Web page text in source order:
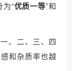
为“优质一等”和
、二、三、四
和杂质率也越